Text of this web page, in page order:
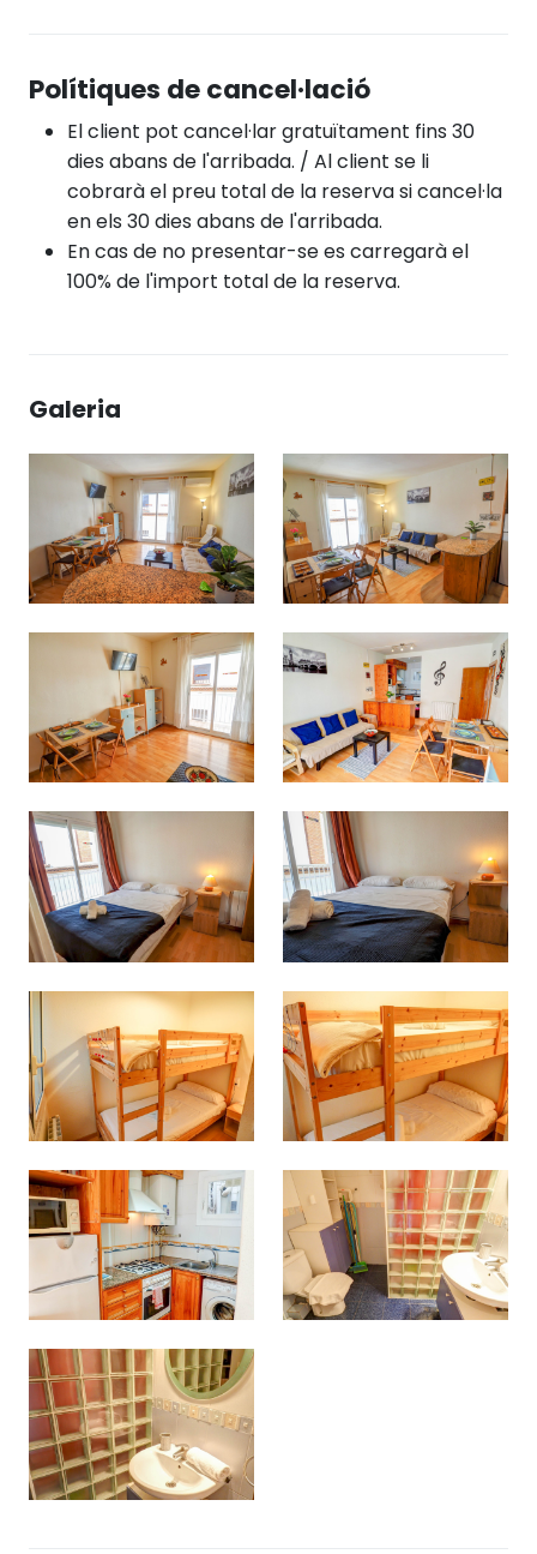
Polítiques de cancel·lació
El client pot cancel·lar gratuïtament fins 30
dies abans de l'arribada. / Al client se li
cobrarà el preu total de la reserva si cancel·la
en els 30 dies abans de l'arribada.
En cas de no presentar-se es carregarà el
100% de l'import total de la reserva.
Galeria